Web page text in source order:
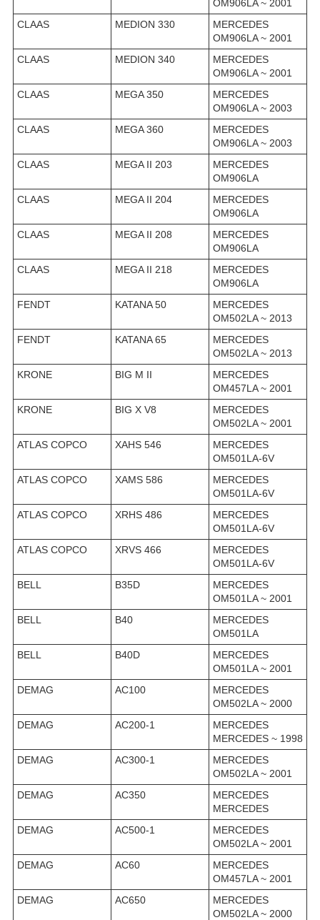
OM906LA ~ 2001
CLAAS
MEDION 330
MERCEDES
OM906LA ~ 2001
CLAAS
MEDION 340
MERCEDES
OM906LA ~ 2001
CLAAS
MEGA 350
MERCEDES
OM906LA ~ 2003
CLAAS
MEGA 360
MERCEDES
OM906LA ~ 2003
CLAAS
MEGA II 203
MERCEDES
OM906LA
CLAAS
MEGA II 204
MERCEDES
OM906LA
CLAAS
MEGA II 208
MERCEDES
OM906LA
CLAAS
MEGA II 218
MERCEDES
OM906LA
FENDT
KATANA 50
MERCEDES
OM502LA ~ 2013
FENDT
KATANA 65
MERCEDES
OM502LA ~ 2013
KRONE
BIG M II
MERCEDES
OM457LA ~ 2001
KRONE
BIG X V8
MERCEDES
OM502LA ~ 2001
ATLAS COPCO
XAHS 546
MERCEDES
OM501LA-6V
ATLAS COPCO
XAMS 586
MERCEDES
OM501LA-6V
ATLAS COPCO
XRHS 486
MERCEDES
OM501LA-6V
ATLAS COPCO
XRVS 466
MERCEDES
OM501LA-6V
BELL
B35D
MERCEDES
OM501LA ~ 2001
BELL
B40
MERCEDES
OM501LA
BELL
B40D
MERCEDES
OM501LA ~ 2001
DEMAG
AC100
MERCEDES
OM502LA ~ 2000
DEMAG
AC200-1
MERCEDES
MERCEDES ~ 1998
DEMAG
AC300-1
MERCEDES
OM502LA ~ 2001
DEMAG
AC350
MERCEDES
MERCEDES
DEMAG
AC500-1
MERCEDES
OM502LA ~ 2001
DEMAG
AC60
MERCEDES
OM457LA ~ 2001
DEMAG
AC650
MERCEDES
OM502LA ~ 2000